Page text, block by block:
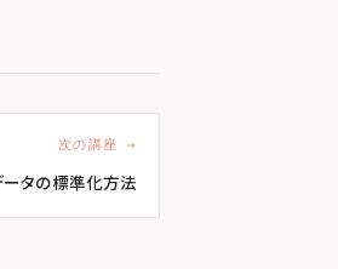
次の講座 →
ータの標準化方法